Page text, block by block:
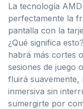
La tecnología
perfectamente la
pantalla con la
¿Qué significa
habrá más cortes
sesiones de juego
fluirá suavemente,
inmersiva sin
sumergirte por